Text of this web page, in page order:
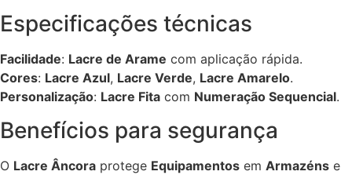
Especificações técnicas
Facilidade: Lacre de Arame com aplicação rápida.
Cores: Lacre Azul, Lacre Verde, Lacre Amarelo.
Personalização: Lacre Fita com Numeração Sequencial.
Benefícios para segurança
O Lacre Âncora protege Equipamentos em Armazéns e